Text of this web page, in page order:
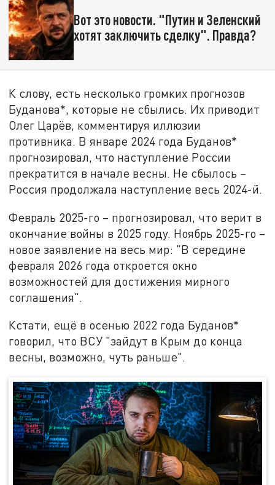
Вот это новости. "Путин и Зеленский
хотят заключить сделку". Правда?
К слову, есть несколько громких прогнозов
Буданова*, которые не сбылись. Их приводит
Олег Царёв, комментируя иллюзии
противника. В январе 2024 года Буданов*
прогнозировал, что наступление России
прекратится в начале весны. Не сбылось –
Россия продолжала наступление весь 2024-й.
Февраль 2025-го – прогнозировал, что верит в
окончание войны в 2025 году. Ноябрь 2025-го –
новое заявление на весь мир: "В середине
февраля 2026 года откроется окно
возможностей для достижения мирного
соглашения".
Кстати, ещё в осенью 2022 года Буданов*
говорил, что ВСУ "зайдут в Крым до конца
весны, возможно, чуть раньше".